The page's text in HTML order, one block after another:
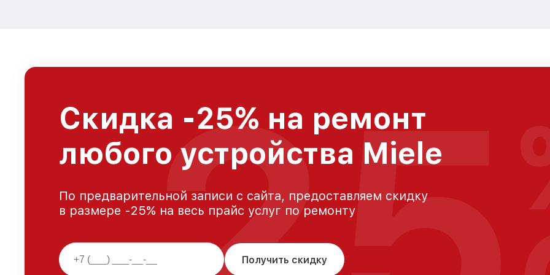
Скидка -25% на ремонт
любого устройства Miele
По предварительной записи с сайта, предоставляем скидку
в размере -25% на весь прайс услуг по ремонту
Получить скидку